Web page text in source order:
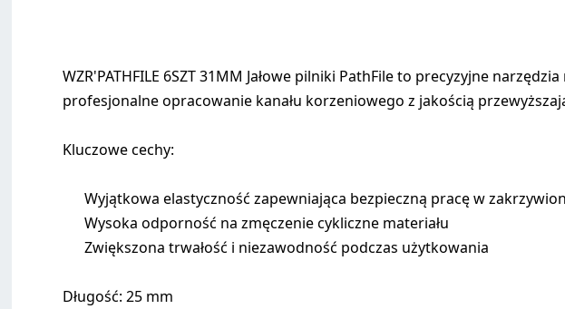
WZR'PATHFILE 6SZT 31MM Jałowe pilniki PathFile to precyzyjne
profesjonalne opracowanie kanału korzeniowego z jakością
Kluczowe cechy:
Wyjątkowa elastyczność zapewniająca bezpieczną pracę w
Wysoka odporność na zmęczenie cykliczne materiału
Zwiększona trwałość i niezawodność podczas użytkowania
Długość: 25 mm